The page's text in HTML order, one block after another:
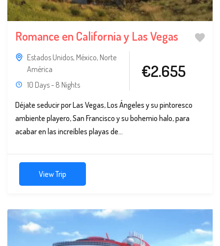
Romance en California y Las Vegas
Estados Unidos, México, Norte
América
10 Days - 8 Nights
€2.655
Déjate seducir por Las Vegas, Los Ángeles y su pintoresco
ambiente playero, San Francisco y su bohemio halo, para
acabar en las increíbles playas de...
View Trip